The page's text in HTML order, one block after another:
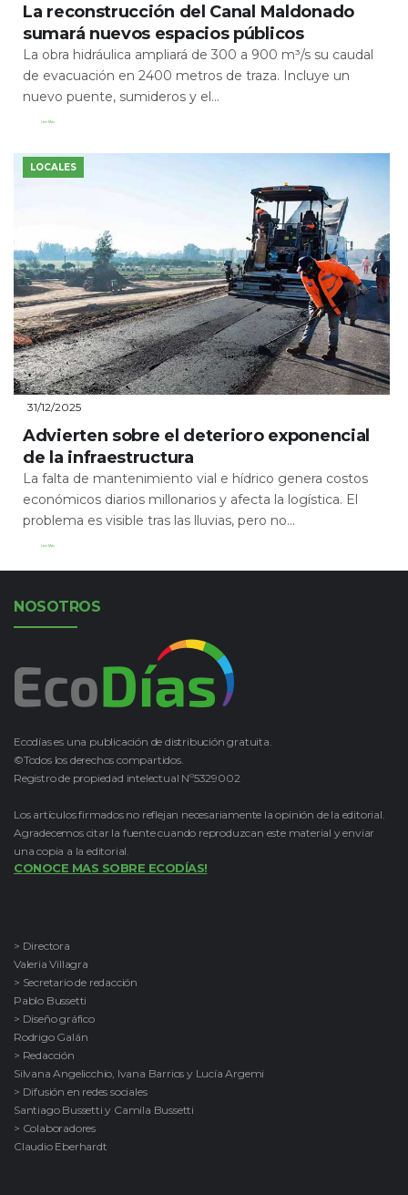
La reconstrucción del Canal Maldonado
sumará nuevos espacios públicos
La obra hidráulica ampliará de 300 a 900 m³/s su caudal
de evacuación en 2400 metros de traza. Incluye un
nuevo puente, sumideros y el...
Leer Más
LOCALES
31/12/2025
Advierten sobre el deterioro exponencial
de la infraestructura
La falta de mantenimiento vial e hídrico genera costos
económicos diarios millonarios y afecta la logística. El
problema es visible tras las lluvias, pero no...
Leer Más
NOSOTROS
Ecodías es una publicación de distribución gratuita.
©Todos los derechos compartidos.
Registro de propiedad intelectual Nº5329002
Los artículos firmados no reflejan necesariamente la opinión de la editorial.
Agradecemos citar la fuente cuando reproduzcan este material y enviar
una copia a la editorial.
CONOCE MAS SOBRE ECODÍAS!
> Directora
Valeria Villagra
> Secretario de redacción
Pablo Bussetti
> Diseño gráfico
Rodrigo Galán
> Redacción
Silvana Angelicchio, Ivana Barrios y Lucía Argemi
> Difusión en redes sociales
Santiago Bussetti y Camila Bussetti
> Colaboradores
Claudio Eberhardt